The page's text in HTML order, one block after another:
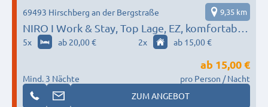
NIRO I Work & Stay, Top Lage, EZ, komfortabel,
Parken, W-LAN
69493 Hirschberg an der Bergstraße 9,35 km
5x ab 20,00 € 2x ab 15,00 €
Mind. 3 Nächte
ab 15,00 €
pro Person / Nacht
ZUM ANGEBOT